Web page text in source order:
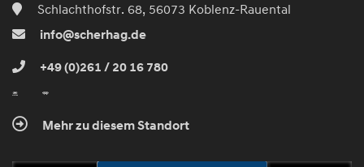
Schlachthofstr. 68, 56073 Koblenz-Rauental
info@scherhag.de
+49 (0)261 / 20 16 780
Mehr zu diesem Standort